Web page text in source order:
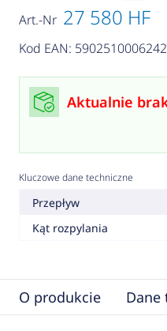
Art.-Nr 27 580 HF
Kod EAN: 5902510006242
Aktualnie
Kluczowe dane techniczne
Przepływ
Kąt rozpylania
O produkcie Dane